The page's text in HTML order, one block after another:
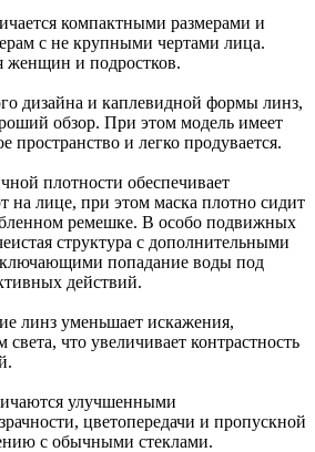
компактными размерами и
с не крупными чертами лица.
женщин и подростков.
дизайна и каплевидной формы линз,
обзор. При этом модель имеет
пространство и легко продувается.
плотности обеспечивает
на лице, при этом маска плотно сидит
ремешке. В особо подвижных
структура с дополнительными
попадание воды под
действий.
линз уменьшает искажения,
что увеличивает контрастность
улучшенными
цветопередачи и пропускной
с обычными стеклами.